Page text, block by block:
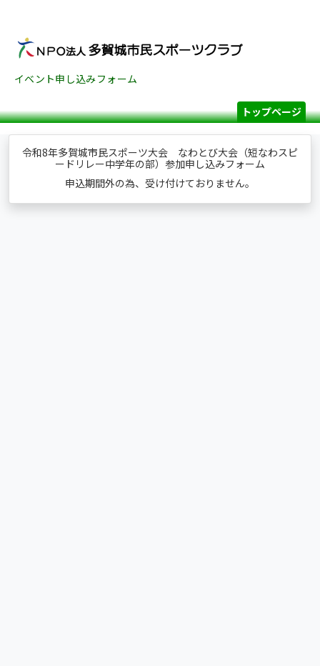
イベント申し込みフォーム
トップページ
令和8年多賀城市民スポーツ大会 なわとび大会（短なわスピ
ードリレー中学年の部）参加申し込みフォーム
申込期間外の為、受け付けておりません。